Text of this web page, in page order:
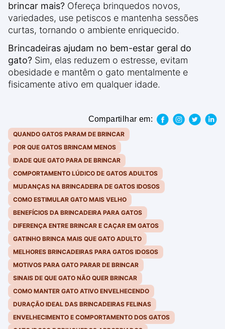
brincar mais? Ofereça brinquedos novos,
variedades, use petiscos e mantenha sessões
curtas, tornando o ambiente enriquecido.
Brincadeiras ajudam no bem-estar geral do
gato? Sim, elas reduzem o estresse, evitam
obesidade e mantêm o gato mentalmente e
fisicamente ativo em qualquer idade.
Compartilhar em:
QUANDO GATOS PARAM DE BRINCAR
POR QUE GATOS BRINCAM MENOS
IDADE QUE GATO PARA DE BRINCAR
COMPORTAMENTO LÚDICO DE GATOS ADULTOS
MUDANÇAS NA BRINCADEIRA DE GATOS IDOSOS
COMO ESTIMULAR GATO MAIS VELHO
BENEFÍCIOS DA BRINCADEIRA PARA GATOS
DIFERENÇA ENTRE BRINCAR E CAÇAR EM GATOS
GATINHO BRINCA MAIS QUE GATO ADULTO
MELHORES BRINCADEIRAS PARA GATOS IDOSOS
MOTIVOS PARA GATO PARAR DE BRINCAR
SINAIS DE QUE GATO NÃO QUER BRINCAR
COMO MANTER GATO ATIVO ENVELHECENDO
DURAÇÃO IDEAL DAS BRINCADEIRAS FELINAS
ENVELHECIMENTO E COMPORTAMENTO DOS GATOS